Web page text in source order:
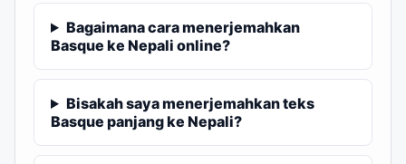
Bagaimana cara menerjemahkan
Basque ke Nepali online?
Bisakah saya menerjemahkan teks
Basque panjang ke Nepali?